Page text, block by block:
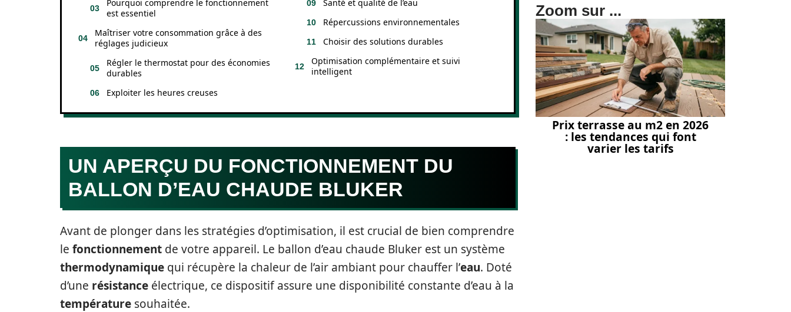
Pourquoi comprendre le fonctionnement
est essentiel
Maîtriser votre consommation grâce à des
réglages judicieux
Régler le thermostat pour des économies
durables
Exploiter les heures creuses
Santé et qualité de l’eau
Répercussions environnementales
Choisir des solutions durables
Optimisation complémentaire et suivi
intelligent
UN APERÇU DU FONCTIONNEMENT DU
BALLON D’EAU CHAUDE BLUKER
Avant de plonger dans les stratégies d’optimisation, il est crucial de bien comprendre
le fonctionnement de votre appareil. Le ballon d’eau chaude Bluker est un système
thermodynamique qui récupère la chaleur de l’air ambiant pour chauffer l’eau. Doté
d’une résistance électrique, ce dispositif assure une disponibilité constante d’eau à la
température souhaitée.
Zoom sur ...
Prix terrasse au m2 en 2026
: les tendances qui font
varier les tarifs